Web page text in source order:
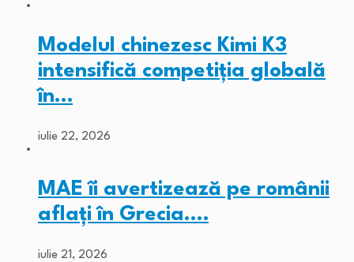
Modelul chinezesc Kimi K3
intensifică competiția globală
în…
iulie 22, 2026
MAE îi avertizează pe românii
aflați în Grecia.…
iulie 21, 2026